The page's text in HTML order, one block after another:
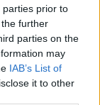
parties prior to
further
parties on the
may
IAB’s List of
it to other
αγάπη,
Με τη